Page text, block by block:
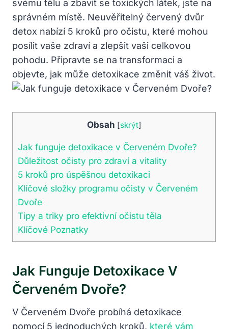
svému tělu a zbavit se toxických látek, jste na
správném místě. Neuvěřitelný červený dvůr
detox nabízí 5 kroků pro očistu, které mohou
posílit vaše zdraví a zlepšit vaši celkovou
pohodu. Připravte se na transformaci a
objevte, jak může detoxikace změnit váš život.
Obsah [skrýt]
Jak funguje detoxikace v Červeném Dvoře?
Důležitost očisty pro zdraví a vitality
5 kroků pro úspěšnou detoxikaci
Klíčové složky programu očisty v Červeném
Dvoře
Tipy a triky pro efektivní očistu těla
Klíčové Poznatky
Jak Funguje Detoxikace V
Červeném Dvoře?
V Červeném Dvoře probíhá detoxikace
pomocí 5 jednoduchých kroků, které vám